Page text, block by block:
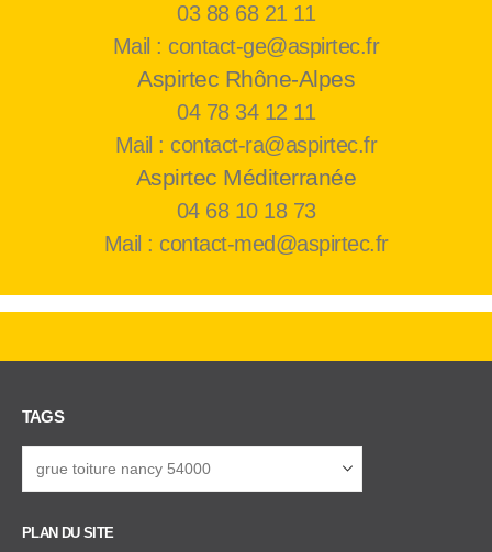
03 88 68 21 11
Mail : contact-ge@aspirtec.fr
Aspirtec Rhône-Alpes
04 78 34 12 11
Mail : contact-ra@aspirtec.fr
Aspirtec Méditerranée
04 68 10 18 73
Mail : contact-med@aspirtec.fr
TAGS
PLAN DU SITE